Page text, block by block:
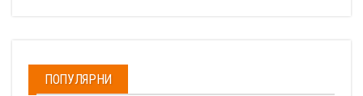
ПОПУЛЯРНИ